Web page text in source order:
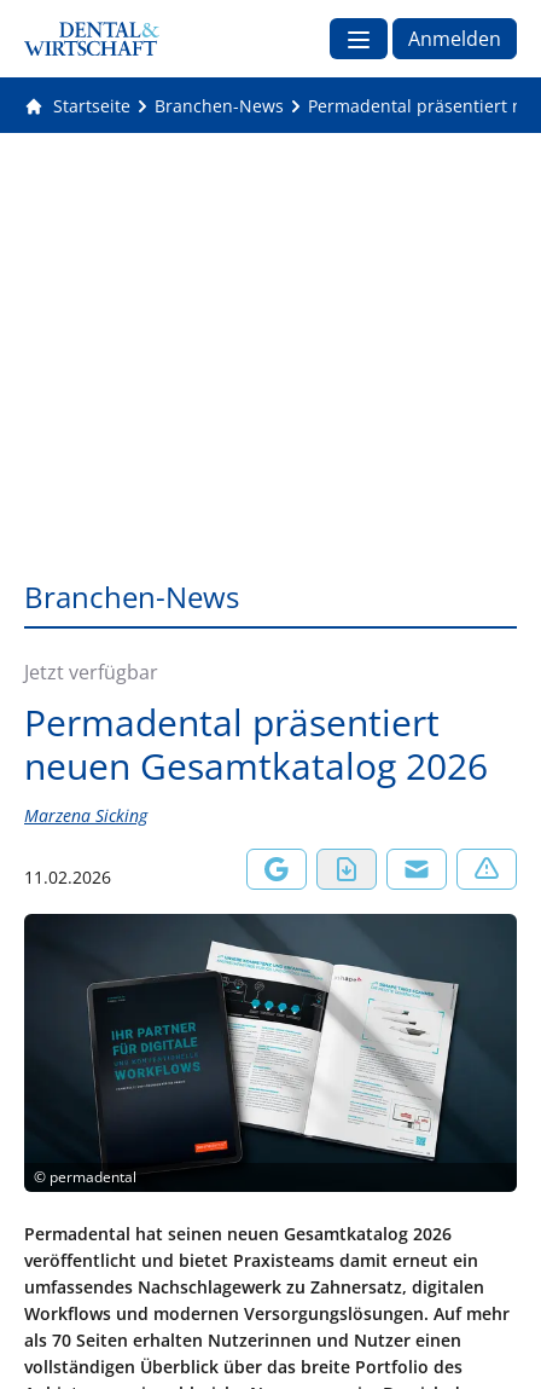
Anmelden
Startseite Branchen-News Permadental präsentiert
Branchen-News
Jetzt verfügbar
Permadental präsentiert
neuen Gesamtkatalog 2026
Marzena Sicking
11.02.2026
© permadental
Permadental hat seinen neuen Gesamtkatalog 2026
veröffentlicht und bietet Praxisteams damit erneut ein
umfassendes Nachschlagewerk zu Zahnersatz, digitalen
Workflows und modernen Versorgungslösungen. Auf mehr
als 70 Seiten erhalten Nutzerinnen und Nutzer einen
vollständigen Überblick über das breite Portfolio des